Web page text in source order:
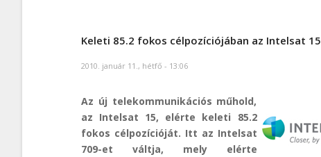
Keleti 85.2 fokos célpozíciójában az Intelsat 15
2010. január 11., hétfő - 13:06
Az új telekommunikációs műhold,
az Intelsat 15, elérte keleti 85.2
fokos célpozícióját. Itt az Intelsat
709-et váltja, mely elérte